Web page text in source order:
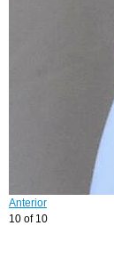
Anterior
10 of 10